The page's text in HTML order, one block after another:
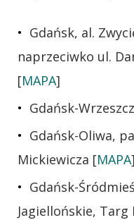
Gdańsk, al.
naprzeciwko ul.
[MAPA]
Gdańsk-
Gdańsk-Oliwa,
Mickiewicza [MAPA]
Gdańsk-
Jagiellońskie, Targ